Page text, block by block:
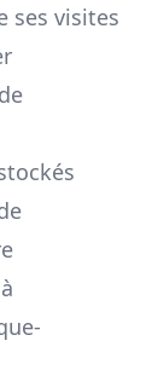
ses visites